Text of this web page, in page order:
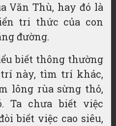
Văn Thù, hay đó là
tri thức của con
đường.
biết thông thường
trí này, tìm trí khác,
lông rùa sừng thỏ,
Ta chưa biết việc
biết việc cao siêu,